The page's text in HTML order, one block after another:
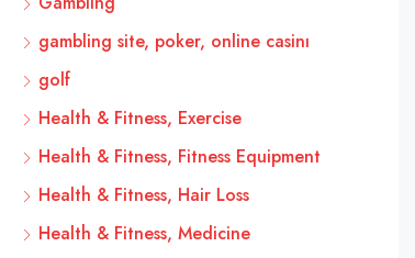
gambling site, poker, online casinı
golf
Health & Fitness, Exercise
Health & Fitness, Fitness Equipment
Health & Fitness, Hair Loss
Health & Fitness, Medicine